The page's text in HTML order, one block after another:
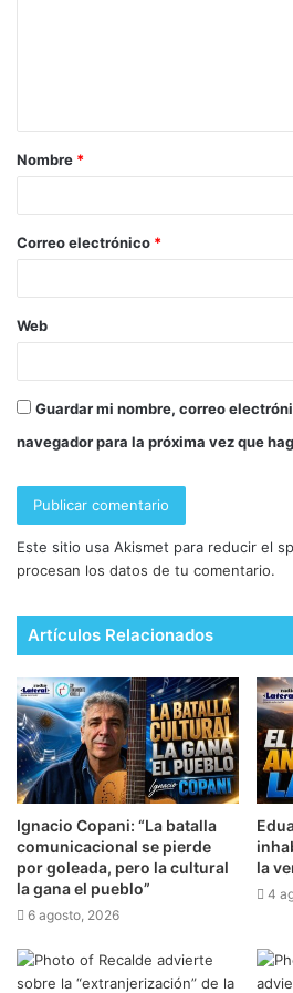
Nombre *
Correo electrónico *
Web
Guardar mi nombre, correo
navegador para la próxima vez que
Este sitio usa Akismet para reducir el
procesan los datos de tu comentario.
Artículos Relacionados
Ignacio Copani: “La batalla
comunicacional se pierde
por goleada, pero la cultural
la gana el pueblo”
6 agosto, 2026
la
4